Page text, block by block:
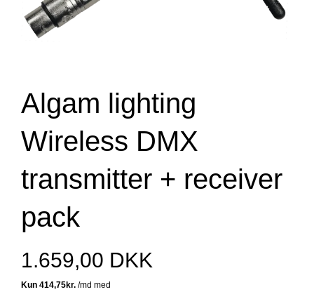
Algam lighting
Wireless DMX
transmitter + receiver
pack
1.659,00 DKK